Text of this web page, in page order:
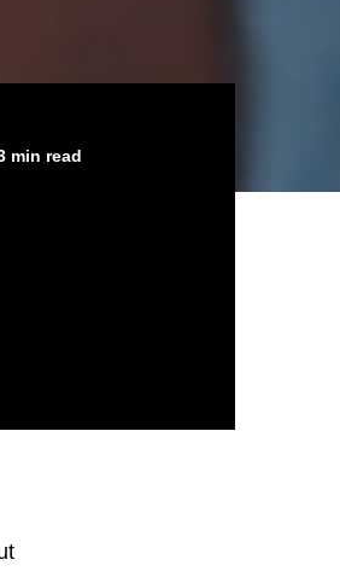
min read